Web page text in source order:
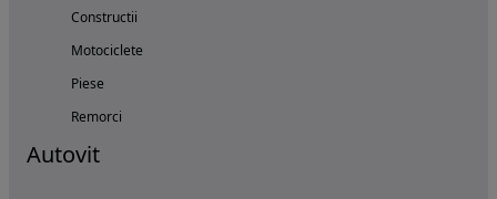
Constructii
Motociclete
Piese
Remorci
Autovit